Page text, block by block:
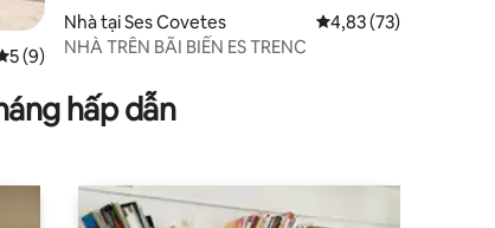
hạng trung bình 5/5, 9 đánh giá
5 (9)
Nhà tại Ses Covetes Xếp hạng trung bình
4,83 (73)
NHÀ TRÊN BÃI BIỂN ES TRENC
hấp dẫn